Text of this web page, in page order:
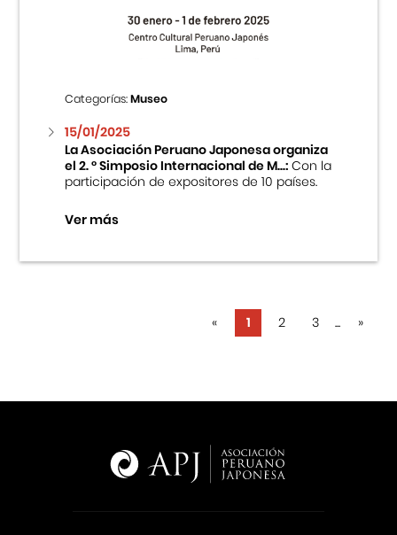
Categorías:Museo
15/01/2025
La Asociación Peruano Japonesa organiza
el 2. ° Simposio Internacional de M...:Con la
participación de expositores de 10 países.
Ver más
« 1 2 3 ... »